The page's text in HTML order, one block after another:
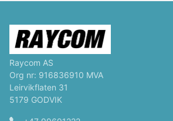
Raycom AS
Org nr: 916836910 MVA
Leirvikflaten 31
5179 GODVIK